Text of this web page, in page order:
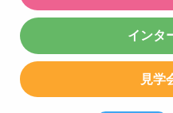
インタ
見学